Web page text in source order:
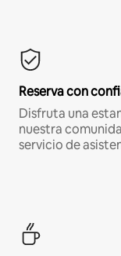
Reserva con
Disfruta una
nuestra
servicio de